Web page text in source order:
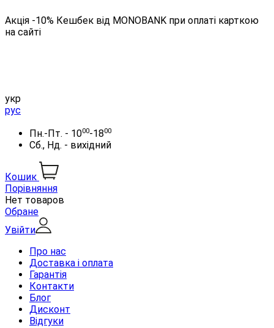
Акція -10% Кешбек від MONOBANK при оплаті карткою
на сайті
укр
рус
Пн.-Пт. - 1000-1800
Сб., Нд. - вихідний
Кошик
Порівняння
Нет товаров
Обране
Увійти
Про нас
Доставка і оплата
Гарантія
Контакти
Блог
Дисконт
Відгуки